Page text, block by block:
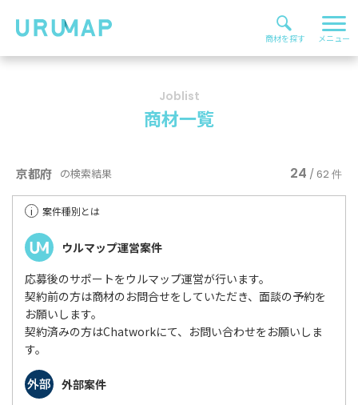
Joblist
商材一覧
京都府 の検索結果 24 / 62 件
i 案件種別とは
ウルマップ運営案件
応募後のサポートをウルマップ運営が行います。
契約前の方は商材のお問合せをしていただき、面談の予約を
お願いします。
契約済みの方はChatworkにて、お問い合わせをお願いしま
す。
外部案件